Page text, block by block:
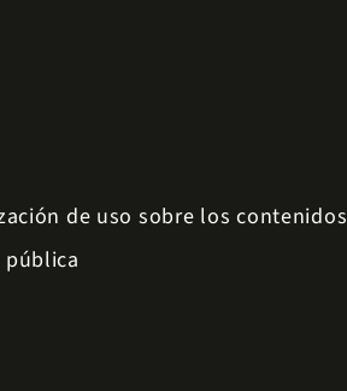
de uso sobre los contenidos
pública